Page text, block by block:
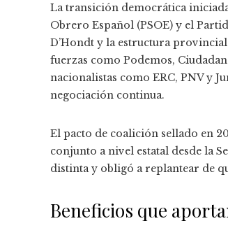
La transición democrática
Obrero Español (PSOE) y el
D’Hondt y la estructura
fuerzas como Podemos,
nacionalistas como ERC, PNV y
negociación continua.
El pacto de coalición sellado en
conjunto a nivel estatal desde la
distinta y obligó a replantear de
Beneficios que